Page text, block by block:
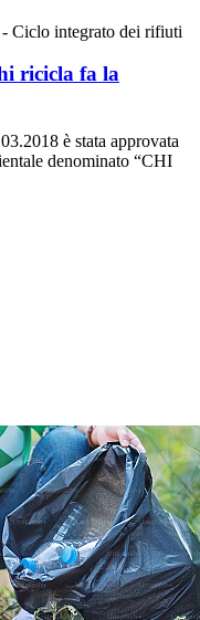
Ciclo integrato dei rifiuti
ricicla fa la
è stata approvata
denominato “CHI